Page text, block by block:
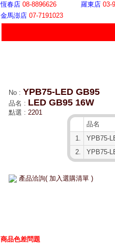
恆春店 08-8896626 羅東店 03-
金馬澎店 07-7191023
No : YPB75-LED GB95
品名 : LED GB95 16W
點選 : 2201
品名
1.
YPB75-
2.
YPB75-
產品洽詢( 加入選購清單 )
商品色差問題